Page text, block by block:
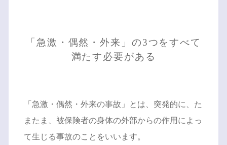
「急激・偶然・外来」の3つをすべて
満たす必要がある
「急激・偶然・外来の事故」とは、突発的に、た
またま、被保険者の身体の外部からの作用によっ
て生じる事故のことをいいます。